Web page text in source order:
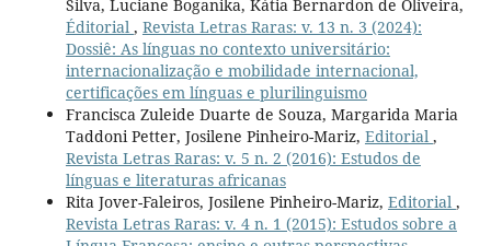
Silva, Luciane Boganika, Kátia Bernardon de Oliveira,
Éditorial , Revista Letras Raras: v. 13 n. 3 (2024):
Dossiê: As línguas no contexto universitário:
internacionalização e mobilidade internacional,
certificações em línguas e plurilinguismo
Francisca Zuleide Duarte de Souza, Margarida Maria
Taddoni Petter, Josilene Pinheiro-Mariz, Editorial ,
Revista Letras Raras: v. 5 n. 2 (2016): Estudos de
línguas e literaturas africanas
Rita Jover-Faleiros, Josilene Pinheiro-Mariz, Editorial ,
Revista Letras Raras: v. 4 n. 1 (2015): Estudos sobre a